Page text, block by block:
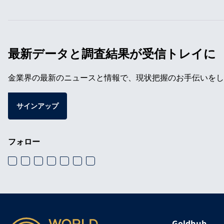
最新データと調査結果が受信トレイに
金業界の最新のニュースと情報で、現状把握のお手伝いをし
サインアップ
フォロー